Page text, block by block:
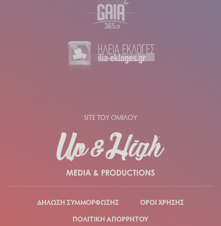
SITE ΤΟΥ ΟΜΙΛΟΥ
ΔΗΛΩΣΗ ΣΥΜΜΟΡΦΩΣΗΣ
ΟΡΟΙ ΧΡΗΣΗΣ
ΠΟΛΙΤΙΚΗ ΑΠΟΡΡΗΤΟΥ